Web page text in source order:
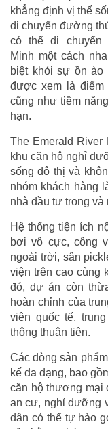
khẳng định vị thế
di chuyển đường
có thể di chuyển
Minh một cách
biệt khỏi sự ồn
được xem là điểm
cũng như tiềm
hạn.
The Emerald
khu căn hộ nghỉ
sống đô thị và
nhóm khách hàng
nhà đầu tư trong
Hệ thống tiện ích
bơi vô cực, công
ngoài trời, sân
viện trên cao cùng
đó, dự án còn
hoàn chỉnh của
viện quốc tế,
thông thuận tiện.
Các dòng sản
kế đa dạng, bao
căn hộ thương mại
an cư, nghỉ dưỡng
dân có thể tự hào